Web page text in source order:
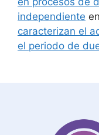
independiente en
caracterizan el
el periodo de